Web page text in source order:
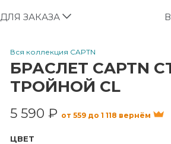
ДЛЯ ЗАКАЗА
Вся коллекция CAPTN
БРАСЛЕТ CAPTN
ТРОЙНОЙ CL
5 590 ₽ от 559 до 1 118 вернём
ЦВЕТ